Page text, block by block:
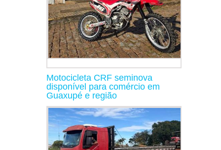
Motocicleta CRF seminova
disponível para comércio em
Guaxupé e região